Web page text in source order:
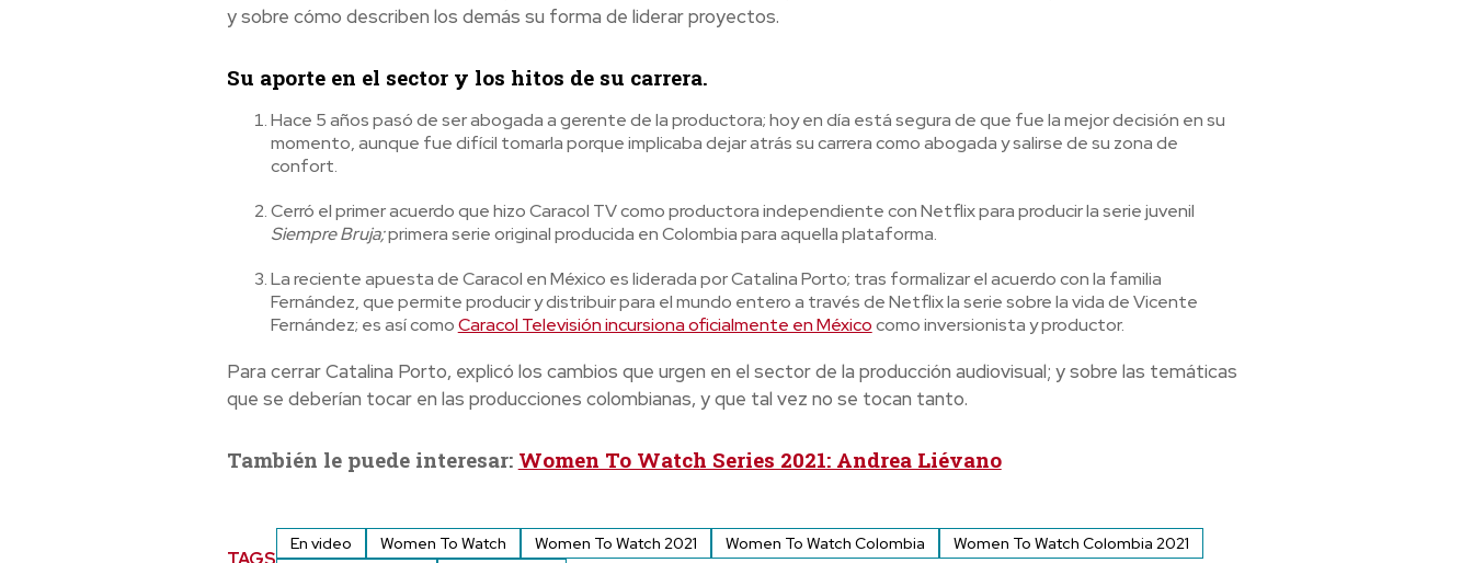
y sobre cómo describen los demás su forma de liderar proyectos.
Su aporte en el sector y los hitos de su carrera.
Hace 5 años pasó de ser abogada a gerente de la productora; hoy en día está segura de que fue la mejor decisión en su
momento, aunque fue difícil tomarla porque implicaba dejar atrás su carrera como abogada y salirse de su zona de
confort.
Cerró el primer acuerdo que hizo Caracol TV como productora independiente con Netflix para producir la serie juvenil
Siempre Bruja;primera serie original producida en Colombia para aquella plataforma.
La reciente apuesta de Caracol en México es liderada por Catalina Porto; tras formalizar el acuerdo con la familia
Fernández, que permite producir y distribuir para el mundo entero a través de Netflix la serie sobre la vida de Vicente
Fernández; es así comoCaracol Televisión incursiona oficialmente en Méxicocomo inversionista y productor.
Para cerrar Catalina Porto, explicó los cambios que urgen en el sector de la producción audiovisual; y sobre las temáticas
que se deberían tocar en las producciones colombianas, y que tal vez no se tocan tanto.
También le puede interesar: Women To Watch Series 2021: Andrea Liévano
En video Women To Watch Women To Watch 2021 Women To Watch Colombia
Women To Watch Colombia 2021